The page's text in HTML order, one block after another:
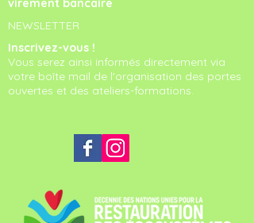
virement bancaire
NEWSLETTER
Inscrivez-vous !
Vous serez ainsi informés directement via
votre boîte mail de l'organisation des portes
ouvertes et des ateliers-formations.